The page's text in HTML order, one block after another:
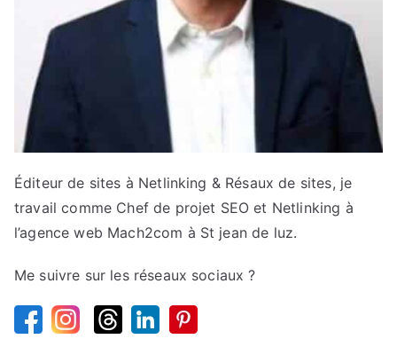
Éditeur de sites à Netlinking & Résaux de sites, je
travail comme Chef de projet SEO et Netlinking à
l’agence web Mach2com à St jean de luz.
Me suivre sur les réseaux sociaux ?